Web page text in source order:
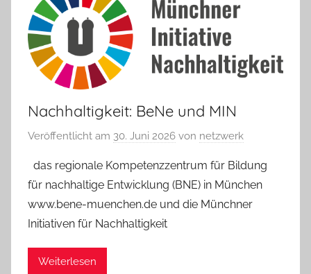
Nachhaltigkeit: BeNe und MIN
Veröffentlicht am 30. Juni 2026 von netzwerk
das regionale Kompetenzzentrum für Bildung
für nachhaltige Entwicklung (BNE) in München
www.bene-muenchen.de und die Münchner
Initiativen für Nachhaltigkeit
Weiterlesen